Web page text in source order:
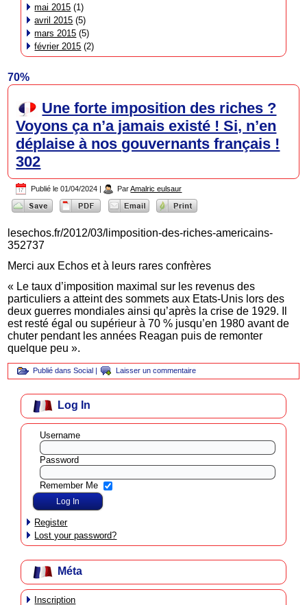
mai 2015 (1)
avril 2015 (5)
mars 2015 (5)
février 2015 (2)
70%
Une forte imposition des riches ?
Voyons ça n’a jamais existé ! Si, n’en
déplaise à nos gouvernants français !
302
Publié le 01/04/2024 | Par Amalric eulsaur
lesechos.fr/2012/03/limposition-des-riches-americains-
352737
Merci aux Echos et à leurs rares confrères
« Le taux d’imposition maximal sur les revenus des
particuliers a atteint des sommets aux Etats-Unis lors des
deux guerres mondiales ainsi qu’après la crise de 1929. Il
est resté égal ou supérieur à 70 % jusqu’en 1980 avant de
chuter pendant les années Reagan puis de remonter
quelque peu ».
Publié dans Social | Laisser un commentaire
Log In
Username
Password
Remember Me
Register
Lost your password?
Méta
Inscription